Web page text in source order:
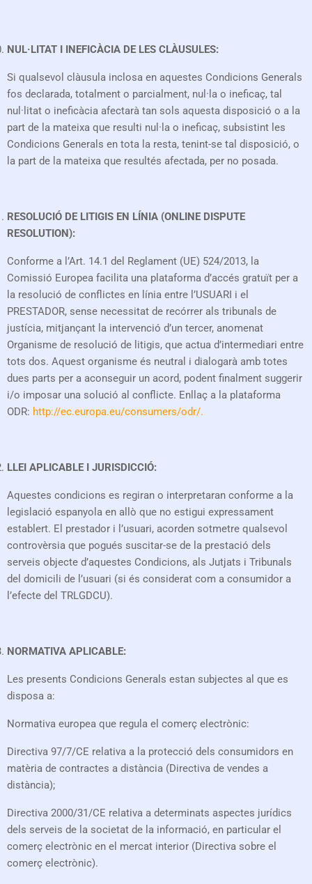
NUL·LITAT I INEFICÀCIA DE LES CLÀUSULES:
Si qualsevol clàusula inclosa en aquestes Condicions Generals
fos declarada, totalment o parcialment, nul·la o ineficaç, tal
nul·litat o ineficàcia afectarà tan sols aquesta disposició o a la
part de la mateixa que resulti nul·la o ineficaç, subsistint les
Condicions Generals en tota la resta, tenint-se tal disposició, o
la part de la mateixa que resultés afectada, per no posada.
RESOLUCIÓ DE LITIGIS EN LÍNIA (ONLINE DISPUTE
RESOLUTION):
Conforme a l’Art. 14.1 del Reglament (UE) 524/2013, la
Comissió Europea facilita una plataforma d’accés gratuït per a
la resolució de conflictes en línia entre l’USUARI i el
PRESTADOR, sense necessitat de recórrer als tribunals de
justícia, mitjançant la intervenció d’un tercer, anomenat
Organisme de resolució de litigis, que actua d’intermediari entre
tots dos. Aquest organisme és neutral i dialogarà amb totes
dues parts per a aconseguir un acord, podent finalment suggerir
i/o imposar una solució al conflicte. Enllaç a la plataforma
ODR: http://ec.europa.eu/consumers/odr/.
LLEI APLICABLE I JURISDICCIÓ:
Aquestes condicions es regiran o interpretaran conforme a la
legislació espanyola en allò que no estigui expressament
establert. El prestador i l’usuari, acorden sotmetre qualsevol
controvèrsia que pogués suscitar-se de la prestació dels
serveis objecte d’aquestes Condicions, als Jutjats i Tribunals
del domicili de l’usuari (si és considerat com a consumidor a
l’efecte del TRLGDCU).
NORMATIVA APLICABLE:
Les presents Condicions Generals estan subjectes al que es
disposa a:
Normativa europea que regula el comerç electrònic:
Directiva 97/7/CE relativa a la protecció dels consumidors en
matèria de contractes a distància (Directiva de vendes a
distància);
Directiva 2000/31/CE relativa a determinats aspectes jurídics
dels serveis de la societat de la informació, en particular el
comerç electrònic en el mercat interior (Directiva sobre el
comerç electrònic).